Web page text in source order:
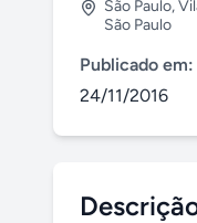
São Paulo,
São Paulo
Publicado em:
24/11/2016